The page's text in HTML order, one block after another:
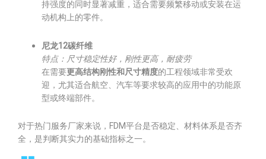
持强度的同时显著减重，适合需要频繁移动或安装在运
动机构上的零件。
尼龙12碳纤维
特点：尺寸稳定性好，刚性更高，耐疲劳
在需要更高结构刚性和尺寸精度的工程领域非常受欢
迎，尤其适合航空、汽车等要求较高的应用中的功能原
型或终端部件。
对于热门服务厂家来说，FDM平台是否稳定、材料体系是否齐
全，是判断其实力的基础指标之一。